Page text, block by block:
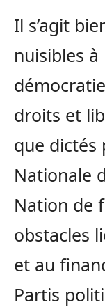
Il s’agit
nuisibles
droits et
que dictés
Nationale
Nation de
obstacles
et au
Partis